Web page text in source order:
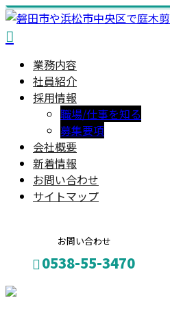
業務内容
社員紹介
採用情報
職場/仕事を知る
募集要項
会社概要
新着情報
お問い合わせ
サイトマップ
お問い合わせ
0538-55-3470